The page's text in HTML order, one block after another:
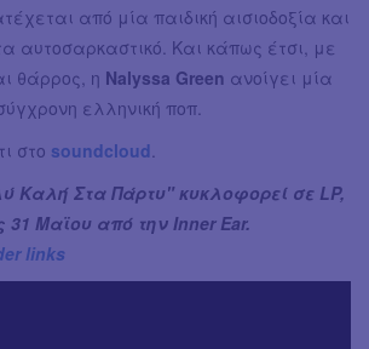
από μία παιδική αισιοδοξία και
αυτοσαρκαστικό. Και κάπως έτσι, με
θάρρος, η Nalyssa Green ανοίγει μία
ελληνική ποπ.
στο soundcloud
Καλή Στα Πάρτυ" κυκλοφορεί σε LP,
31 Μαϊου από την Inner Ear.
links